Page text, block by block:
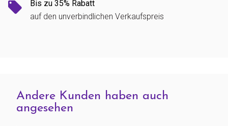
Bis zu 35% Rabatt
auf den unverbindlichen Verkaufspreis
Andere Kunden haben auch
angesehen